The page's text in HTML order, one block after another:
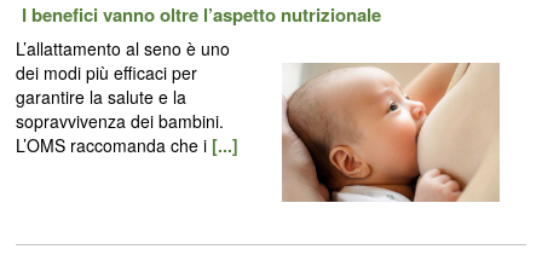
I benefici vanno oltre l’aspetto nutrizionale
L’allattamento al seno è uno
dei modi più efficaci per
garantire la salute e la
sopravvivenza dei bambini.
L’OMS raccomanda che i [...]